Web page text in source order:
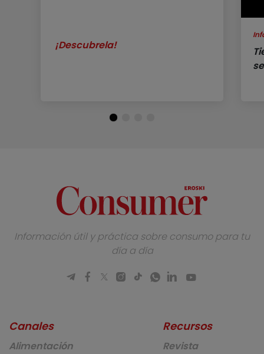
¡Descubrela!
Información útil y práctica sobre consumo para tu
día a día
Canales
Alimentación
Recursos
Revista